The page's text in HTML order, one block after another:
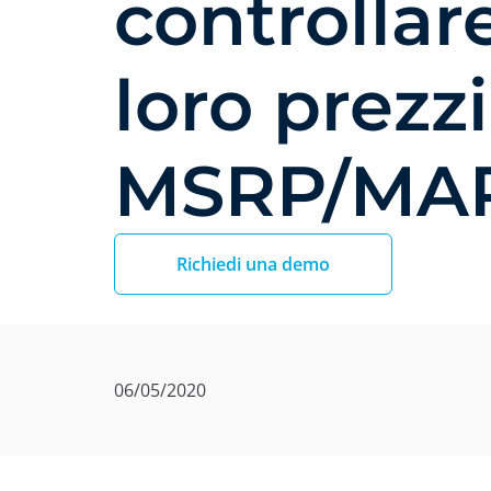
loro prezzi
MSRP/
Richiedi una demo
06/05/2020